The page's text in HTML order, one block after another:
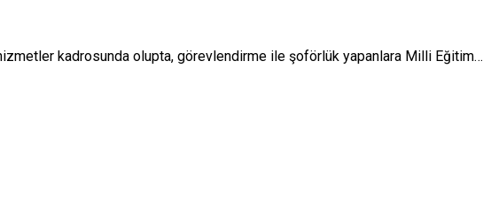
kadrosunda olupta, görevlendirme ile şoförlük yapanlara Milli Eğitim…